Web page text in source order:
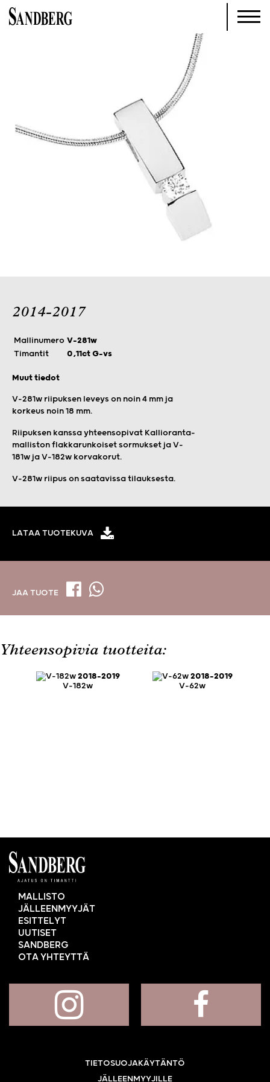
2014-2017
Mallinumero V-281w
Timantit
0,11ct G-vs
Muut tiedot
V-281w riipuksen leveys on noin 4 mm ja
korkeus noin 18 mm.
Riipuksen kanssa yhteensopivat Kallioranta-
malliston flakkarunkoiset sormukset ja V-
181w ja V-182w korvakorut.
V-281w riipus on saatavissa tilauksesta.
LATAA TUOTEKUVA
JAA TUOTE
Yhteensopivia tuotteita:
2018-2019
V-182w
2018-2019
V-62w
MALLISTO
JÄLLEENMYYJÄT
ESITTELYT
UUTISET
SANDBERG
OTA YHTEYTTÄ
TIETOSUOJAKÄYTÄNTÖ
JÄLLEENMYYJILLE